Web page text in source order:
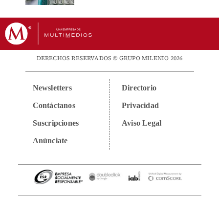
DERECHOS RESERVADOS © GRUPO MILENIO 2026
Newsletters
Contáctanos
Suscripciones
Anúnciate
Directorio
Privacidad
Aviso Legal